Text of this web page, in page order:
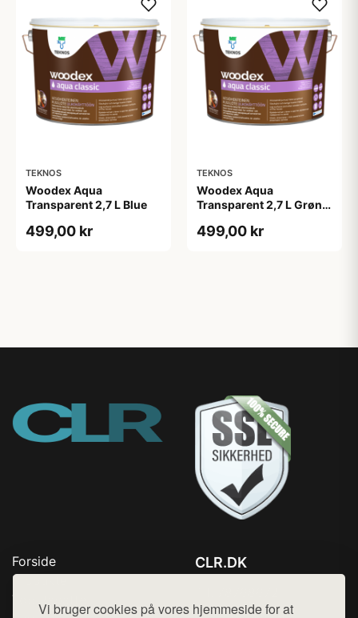
Vi bruger cookies på vores hjemmeside for at
TEKNOS
Woodex Aqua
Transparent 2,7 L Blue
499,00 kr
TEKNOS
Woodex Aqua
Transparent 2,7 L Grøn
499,00 kr
Forside
Produkter
Top Rabatter
CLR.DK